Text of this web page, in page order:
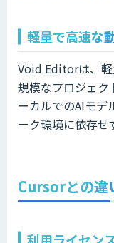
軽量で高速な
Void Editorは、軽
規模なプロジェク
ーカルでのAIモデ
ーク環境に依存せ
Cursorとの違